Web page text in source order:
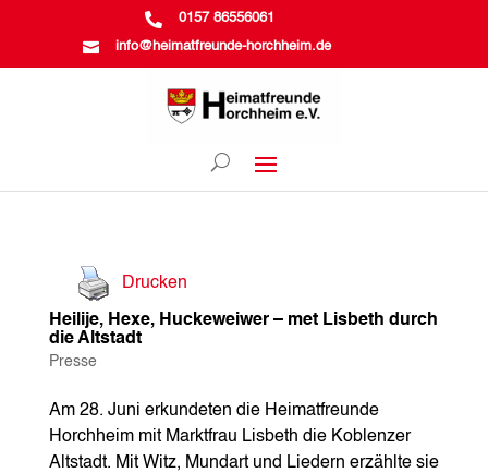
 0157 86556061
 info@heimatfreunde-horchheim.de
Drucken
Heilije, Hexe, Huckeweiwer – met Lisbeth durch
die Altstadt
Presse
Am 28. Juni erkundeten die Heimatfreunde
Horchheim mit Marktfrau Lisbeth die Koblenzer
Altstadt. Mit Witz, Mundart und Liedern erzählte sie